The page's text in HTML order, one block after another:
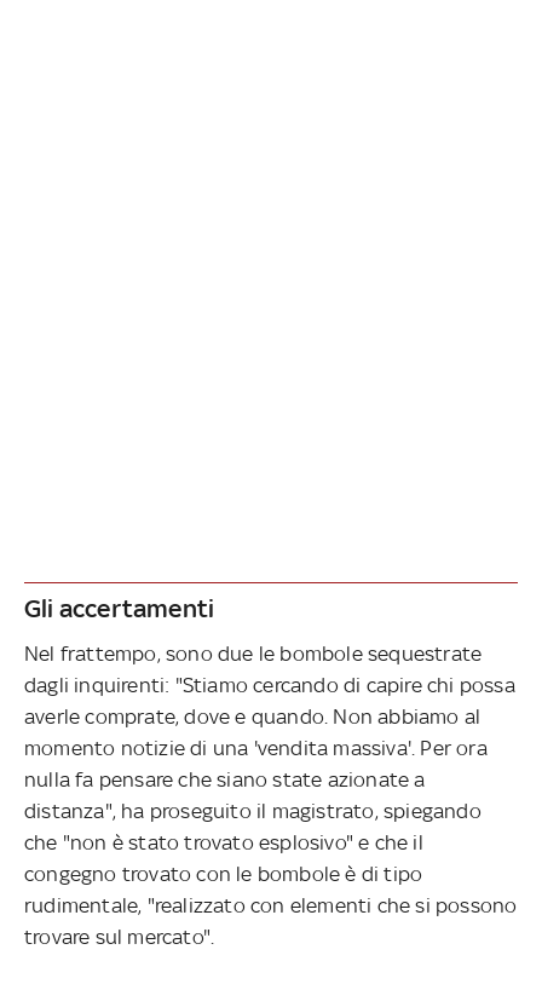
Gli accertamenti
Nel frattempo, sono due le bombole sequestrate
dagli inquirenti: "Stiamo cercando di capire chi possa
averle comprate, dove e quando. Non abbiamo al
momento notizie di una 'vendita massiva'. Per ora
nulla fa pensare che siano state azionate a
distanza", ha proseguito il magistrato, spiegando
che "non è stato trovato esplosivo" e che il
congegno trovato con le bombole è di tipo
rudimentale, "realizzato con elementi che si possono
trovare sul mercato".